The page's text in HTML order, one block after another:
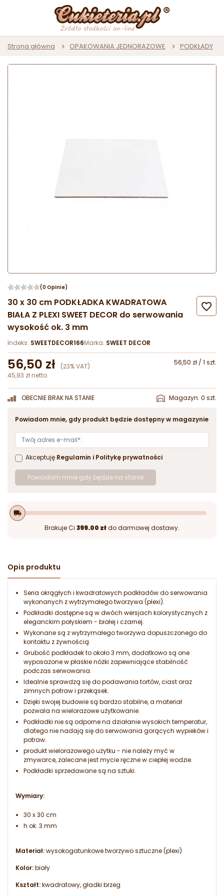
Strona główna OPAKOWANIA JEDNORAZOWE PODKŁADY
(0 Opinie)
30 x 30 cm PODKŁADKA KWADRATOWA
BIAŁA Z PLEXI SWEET DECOR do serwowania
wysokość ok. 3 mm

Indeks: SWEETDECOR166Marka: SWEET DECOR
56,50 zł (23% VAT)
56,50 zł / 1 szt.
45,93 zł netto
OBECNIE BRAK NA STANIE Magazyn: 0 szt.
Powiadom mnie, gdy produkt będzie dostępny w magazynie
Akceptuję Regulamin i Politykę prywatności
Powiadom mnie gdy będzie na stanie
local_shipping
Brakuje Ci 399.00 złdo darmowej dostawy.
Opis produktu
Seria okrągłych i kwadratowych podkładów do serwowania
wykonanych z wytrzymałego tworzywa (plexi).
Podkładki dostępne są w dwóch wersjach kolorystycznych z
eleganckim połyskiem - białej i czarnej.
Wykonane są z wytrzymałego tworzywa dopuszczonego do
kontaktu z żywnością.
Grubość podkładek to około 3 mm, dodatkowo są one
wyposażone w płaskie nóżki zapewniające stabilność
podczas serwowania.
Idealnie sprawdzą się do podawania tortów, ciast oraz
zimnych potraw i przekąsek.
Dzięki swojej budowie są bardzo stabilne, a materiał
pozwala na wielorazowe użytkowanie.
Podkładki nie są odporne na działanie wysokich temperatur,
dlatego nie nadają się do serwowania gorących wypieków i
potraw.
produkt wielorazowego użytku - nie należy myć w
zmywarce, zalecane jest mycie ręczne w ciepłej wodzie.
Podkładki sprzedawane są na sztuki.
Wymiary:
30 x 30 cm
h ok. 3 mm
Materiał:wysokogatunkowe tworzywo sztuczne (plexi)
Kolor:biały
Kształt:kwadratowy, gładki brzeg